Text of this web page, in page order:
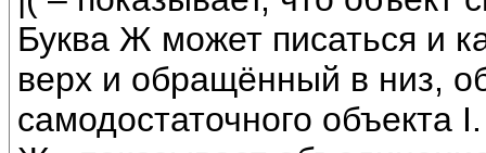
Буква Ж может писаться и
верх и обращённый в низ,
самодостаточного объекта